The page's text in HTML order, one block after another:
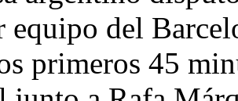
equipo del
primeros 45